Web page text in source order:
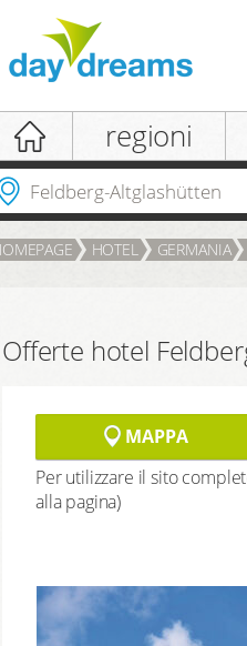
login
LOGIN
regioni
HOTEL GERMANIA
Offerte hotel
MAPPA
Per utilizzare il sito
alla pagina)